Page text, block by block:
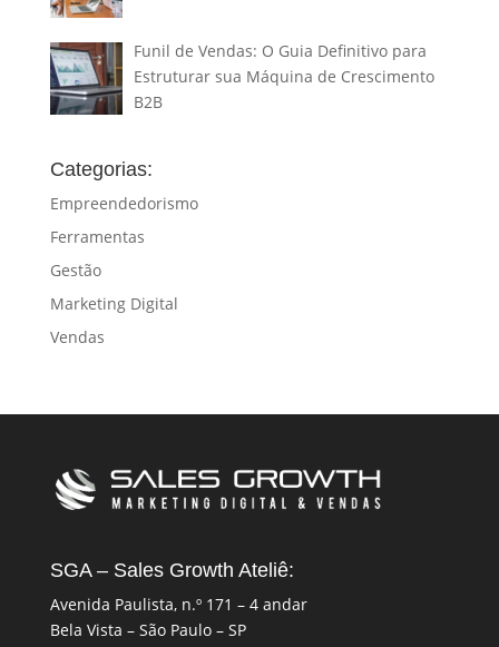
Funil de Vendas: O Guia Definitivo para
Estruturar sua Máquina de Crescimento
B2B
Categorias:
Empreendedorismo
Ferramentas
Gestão
Marketing Digital
Vendas
SGA – Sales Growth Ateliê:
Avenida Paulista, n.º 171 – 4 andar
Bela Vista – São Paulo – SP